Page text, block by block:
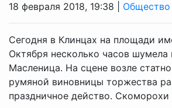
18 февраля 2018, 19:38 | Общество
Сегодня в Клинцах на площади
Октября несколько часов шумела
Масленица. На сцене возле
румяной виновницы торжества
праздничное действо. Скоморохи